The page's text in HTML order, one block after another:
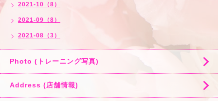
2021-10（8）
2021-09（8）
2021-08（3）
Photo (トレーニング写真)
Address (店舗情報)